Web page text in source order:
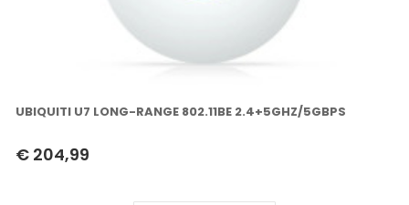
UBIQUITI U7 LONG-RANGE 802.11BE 2.4+5GHZ/5GBPS
€ 204,99